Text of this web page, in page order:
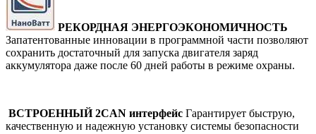
РЕКОРДНАЯ ЭНЕРГОЭКОНОМИЧНОСТЬ
Запатентованные инновации в программной части позволяют
сохранить достаточный для запуска двигателя заряд
аккумулятора даже после 60 дней работы в режиме охраны.
ВСТРОЕННЫЙ 2CAN интерфейс Гарантирует быструю,
качественную и надежную установку системы безопасности